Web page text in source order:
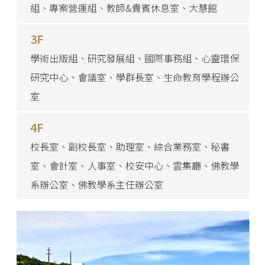
組、專案營運組、教師&貴賓休息室、大慧館
3F
學術出版組、研究發展組、國際事務組、心靈環保
研究中心、會議室、學群長室、生命教育學程辦公
室
4F
校長室、副校長室、助理室、綜合業務室、秘書
室、會計室、人事室、校安中心、雲集廳、佛教學
系辦公室、佛教學系主任辦公室